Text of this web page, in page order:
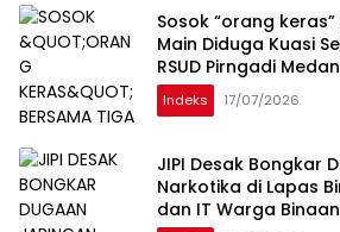
Sosok “orang
Main Diduga Kuasi
RSUD Pirngadi Medan
Indeks 17/07/2026
JIPI Desak Bongkar
Narkotika di Lapas
dan IT Warga Binaan